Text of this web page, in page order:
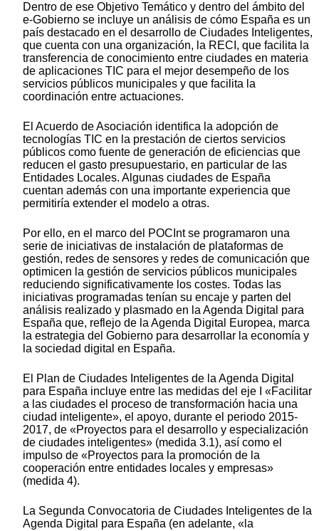
Dentro de ese Objetivo Temático y dentro del ámbito del
e-Gobierno se incluye un análisis de cómo España es un
país destacado en el desarrollo de Ciudades Inteligentes,
que cuenta con una organización, la RECI, que facilita la
transferencia de conocimiento entre ciudades en materia
de aplicaciones TIC para el mejor desempeño de los
servicios públicos municipales y que facilita la
coordinación entre actuaciones.
El Acuerdo de Asociación identifica la adopción de
tecnologías TIC en la prestación de ciertos servicios
públicos como fuente de generación de eficiencias que
reducen el gasto presupuestario, en particular de las
Entidades Locales. Algunas ciudades de España
cuentan además con una importante experiencia que
permitiría extender el modelo a otras.
Por ello, en el marco del POCInt se programaron una
serie de iniciativas de instalación de plataformas de
gestión, redes de sensores y redes de comunicación que
optimicen la gestión de servicios públicos municipales
reduciendo significativamente los costes. Todas las
iniciativas programadas tenían su encaje y parten del
análisis realizado y plasmado en la Agenda Digital para
España que, reflejo de la Agenda Digital Europea, marca
la estrategia del Gobierno para desarrollar la economía y
la sociedad digital en España.
El Plan de Ciudades Inteligentes de la Agenda Digital
para España incluye entre las medidas del eje I «Facilitar
a las ciudades el proceso de transformación hacia una
ciudad inteligente», el apoyo, durante el periodo 2015-
2017, de «Proyectos para el desarrollo y especialización
de ciudades inteligentes» (medida 3.1), así como el
impulso de «Proyectos para la promoción de la
cooperación entre entidades locales y empresas»
(medida 4).
La Segunda Convocatoria de Ciudades Inteligentes de la
Agenda Digital para España (en adelante, «la